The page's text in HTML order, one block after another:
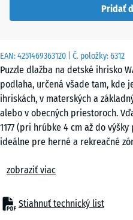
EAN:4251469363120 | Č. položky:6312
Puzzle dlažba na detské ihrisko
podlaha, určená všade tam, kde
ihriskách, v materských a
alebo v obecných priestoroch.
1177 (pri hrúbke 4 cm až do
ideálne pre herné a rekreačné
rehabilitácii alebo vo fitness
– Herné plochy pre malé deti,
– Školské a obecné ihriská
zobraziť viac
Stiahnuť technický list
x 2
cm
|
0,25
m²
x
x 3
+ 2,90 €
Pridať